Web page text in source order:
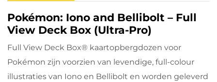
Pokémon: Iono and Bellibolt – Full
View Deck Box (Ultra-Pro)
Full View Deck Box® kaartopbergdozen voor
Pokémon zijn voorzien van levendige, full-colour
illustraties van Iono en Bellibolt en worden geleverd